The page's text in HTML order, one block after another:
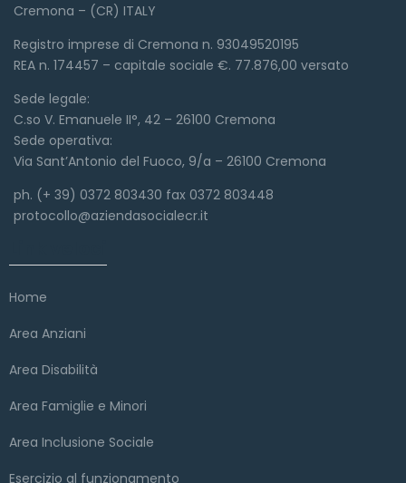
Cremona – (CR) ITALY
Registro imprese di Cremona n. 93049520195
REA n. 174457 – capitale sociale €. 77.876,00 versato
Sede legale:
C.so V. Emanuele II°, 42 – 26100 Cremona
Sede operativa:
Via Sant’Antonio del Fuoco, 9/a – 26100 Cremona
ph. (+ 39) 0372 803430 fax 0372 803448
protocollo@aziendasocialecr.it
Home
Area Anziani
Area Disabilità
Area Famiglie e Minori
Area Inclusione Sociale
Esercizio al funzionamento